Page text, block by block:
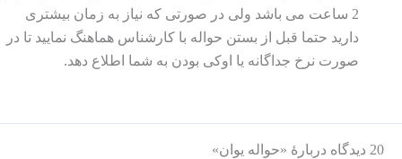
2 ساعت می باشد ولی در صورتی که نیاز به زمان بیشتری
دارید حتما قبل از بستن حواله با کارشناس هماهنگ نمایید تا در
صورت نرخ جداگانه یا اوکی بودن به شما اطلاع دهد.
20 دیدگاه دربارهٔ «حواله یوان»